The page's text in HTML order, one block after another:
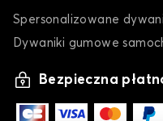
Spersonalizowane
Dywaniki gumowe
Bezpieczna